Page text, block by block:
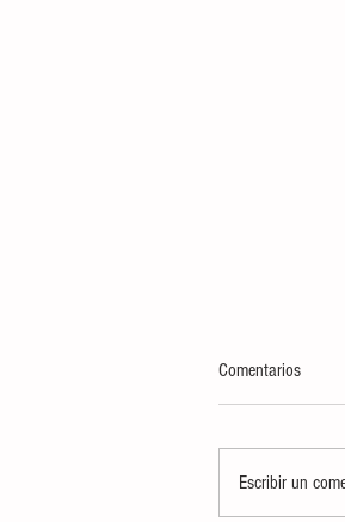
Comentarios
Escribir un